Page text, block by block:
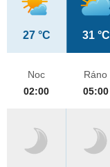
27 °C 31 °C
Noc
02:00
Ráno
05:00